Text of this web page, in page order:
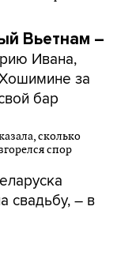
Вьетнам –
Ивана,
за
бар
свадьбу, – в